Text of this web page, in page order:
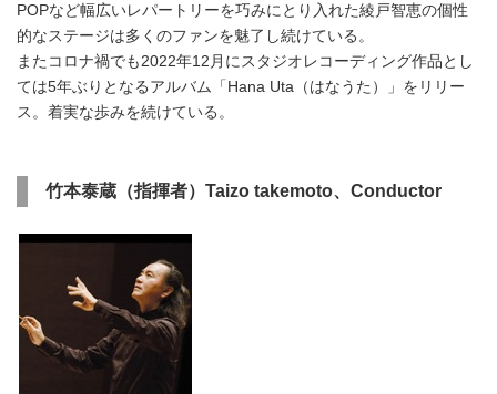
POPなど幅広いレパートリーを巧みにとり入れた綾戸智恵の個性
的なステージは多くのファンを魅了し続けている。
またコロナ禍でも2022年12月にスタジオレコーディング作品とし
ては5年ぶりとなるアルバム「Hana Uta（はなうた）」をリリー
ス。着実な歩みを続けている。
竹本泰蔵（指揮者）Taizo takemoto、Conductor